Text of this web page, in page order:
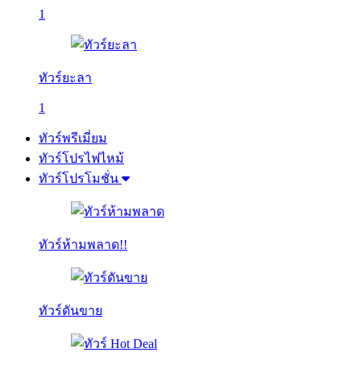
1
ทัวร์ยะลา
1
ทัวร์พรีเมี่ยม
ทัวร์โปรไฟไหม้
ทัวร์โปรโมชั่น
ทัวร์ห้ามพลาด!!
ทัวร์ดันขาย